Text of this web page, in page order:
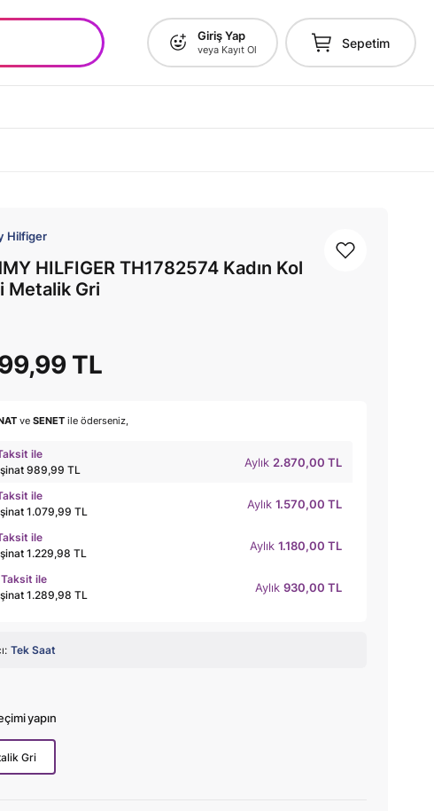
Giriş Yap
veya Kayıt Ol Sepetim
Hilfiger
HILFIGER TH1782574 Kadın Kol
Metalik Gri
TL
ve SENET ile öderseniz,
ile
989,99 TL
Aylık 2.870,00 TL
ile
1.079,99 TL
Aylık 1.570,00 TL
ile
1.229,98 TL
Aylık 1.180,00 TL
Taksit ile
1.289,98 TL
Aylık 930,00 TL
Tek Saat
yapın
Gri